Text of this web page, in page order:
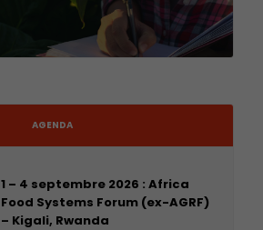
AGENDA
1 – 4 septembre 2026 : Africa
Food Systems Forum (ex-AGRF)
– Kigali, Rwanda